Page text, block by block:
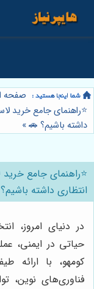
صفحه
⭐️راهنمای جامع خرید
داشته باشیم؟ 🚗»
⭐️راهنمای جامع
انتظاری داشته
در دنیای امروز،
حیاتی در ایمنی،
کومهو، با ارائه
فناوری‌های نوین،